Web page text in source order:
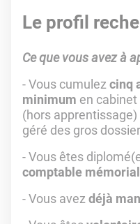
Le profil
Ce que vous avez à
- Vous cumulez cinq
minimum en
(hors
géré des gros
- Vous êtes
comptable
- Vous avez déjà